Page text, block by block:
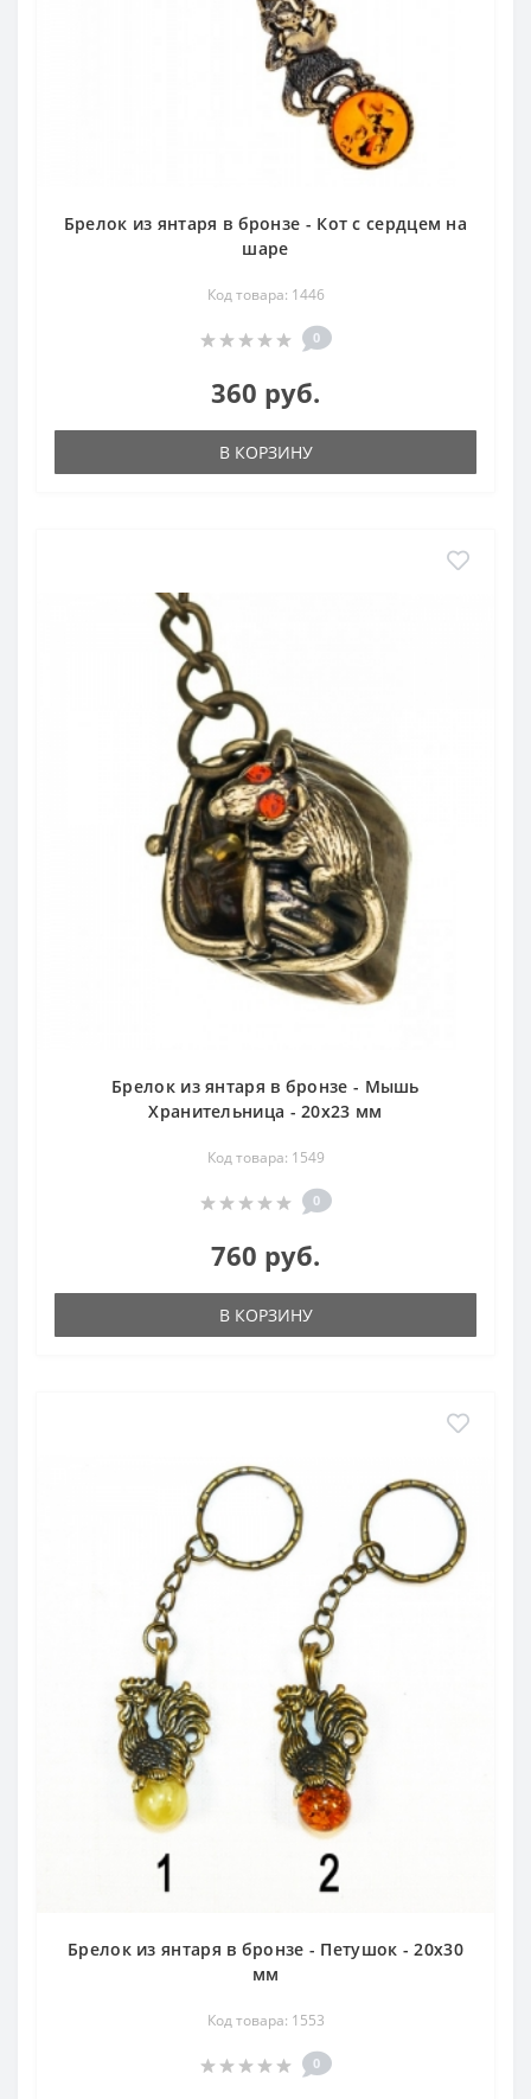
Брелок из янтаря в бронзе - Кот с сердцем на
шаре
Код товара: 1446
0
360 руб.
В КОРЗИНУ
Брелок из янтаря в бронзе - Мышь
Хранительница - 20х23 мм
Код товара: 1549
0
760 руб.
В КОРЗИНУ
Брелок из янтаря в бронзе - Петушок - 20х30
мм
Код товара: 1553
0